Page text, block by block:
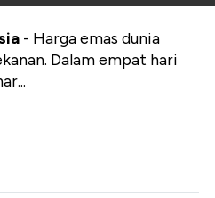
- Harga emas dunia
Dalam empat hari